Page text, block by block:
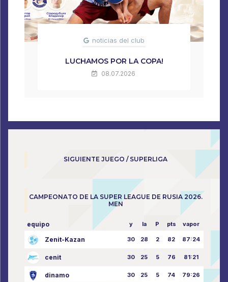
noticias del club
LUCHAMOS POR LA COPA!
08.07.2026
SIGUIENTE JUEGO / SUPERLIGA
CAMPEONATO DE LA SUPER LEAGUE DE RUSIA 2026.
MEN
equipo y la P pts vapor
Zenit-Kazan 30 28 2 82 87:24
cenit 30 25 5 76 81:21
dinamo 30 25 5 74 79:26